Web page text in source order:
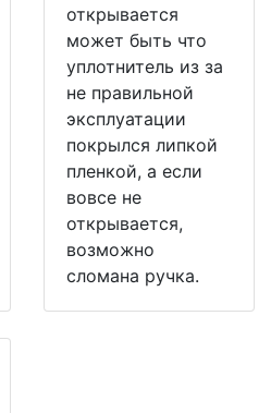
открывается
может быть что
уплотнитель из за
не правильной
эксплуатации
покрылся липкой
пленкой, а если
вовсе не
открывается,
возможно
сломана ручка.